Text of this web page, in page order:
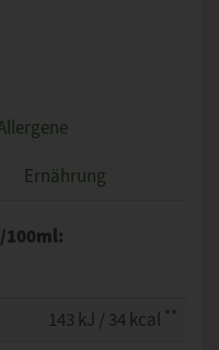
Ernährung
100ml:
143 kJ / 34 kcal **